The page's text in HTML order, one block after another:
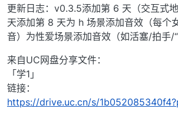
更新日志：v0.3.5添加第 6 天（交互式
天添加第 8 天为 h 场景添加音效（每个
音）为性爱场景添加音效（如活塞/拍手/
来自UC网盘分享文件：
「学1」
链接：
https://drive.uc.cn/s/